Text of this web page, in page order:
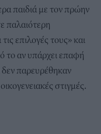
παιδιά με τον πρώην
παλαιότερη
επιλογές τους» και
το αν υπάρχει επαφή
παρευρέθηκαν
στιγμές.